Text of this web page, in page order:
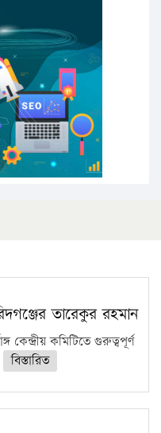
যুক্তরাষ্ট্রে
পরীক্ষা
প্রতিষ্ঠান
তারেকুর রহমান
কেন্দ্রীয় কমিটিতে গুরুত্বপূর্ণ
বিস্তারিত